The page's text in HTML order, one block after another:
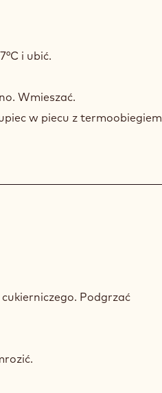
i ubić.
Wmieszać.
w piecu z termoobiegiem
Podgrzać